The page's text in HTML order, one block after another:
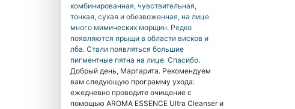
комбинированная, чувствительная,
тонкая, сухая и обезвоженная, на лице
много мимических морщин. Редко
появляются прыщи в области висков и
лба. Стали появляться большие
пигментные пятна на лице. Спасибо.
Добрый день, Маргарита. Рекомендуем
вам следующую программу ухода:
ежедневно проводите очищение с
помощью AROMA ESSENCE Ultra Cleanser и